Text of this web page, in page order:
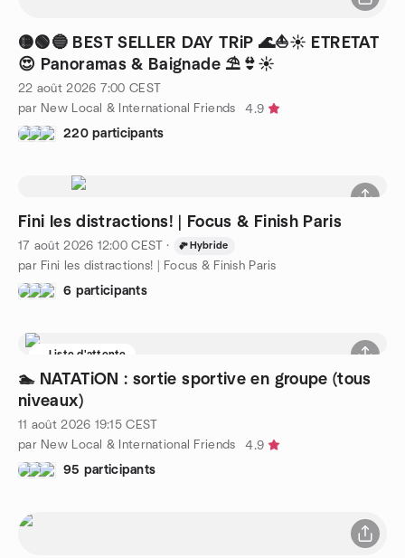
🟡🟢🔵 BEST SELLER DAY TRiP 🌊⛵☀ ETRETAT
😍 Panoramas & Baignade ⛱👙☀️
22 août 2026 7:00 CEST
par New Local & International Friends
4.9
220 participants
Fini les distractions! | Focus & Finish Paris
17 août 2026 12:00 CEST · Hybride
par Fini les distractions! | Focus & Finish Paris
6 participants
Liste d'attente
🏊 NATATiON : sortie sportive en groupe (tous
niveaux)
11 août 2026 19:15 CEST
par New Local & International Friends
4.9
95 participants